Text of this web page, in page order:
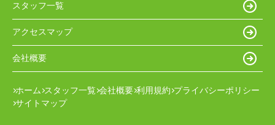
スタッフ一覧
アクセスマップ
会社概要
ホーム スタッフ一覧 会社概要 利用規約 プライバシーポリシー
サイトマップ